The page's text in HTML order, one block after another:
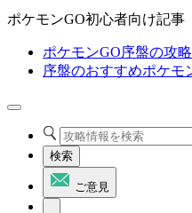
ポケモンGO初心者向け記事
ポケモンGO序盤の攻略
序盤のおすすめポケモ
検索
ご意見